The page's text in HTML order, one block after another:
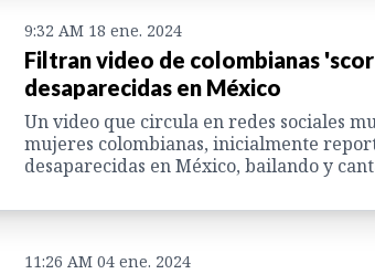
9:32 AM 18 ene. 2024
Filtran video de colombianas
desaparecidas en México
Un video que circula en redes sociales
mujeres colombianas, inicialmente
desaparecidas en México, bailando y
11:26 AM 04 ene. 2024